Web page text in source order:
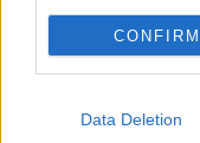
CONFIRM
Data Deletion